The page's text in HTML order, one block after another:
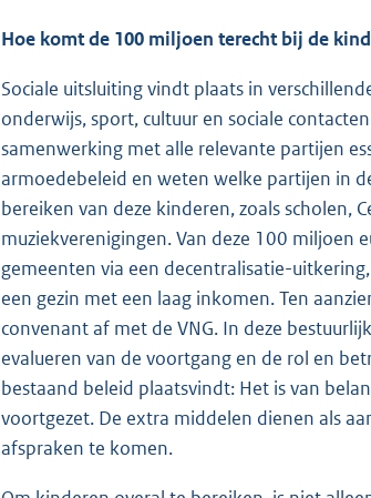
Hoe komt de 100 miljoen terecht bij de
Sociale uitsluiting vindt plaats in
onderwijs, sport, cultuur en sociale
samenwerking met alle relevante partijen
armoedebeleid en weten welke partijen in
bereiken van deze kinderen, zoals scholen,
muziekverenigingen. Van deze 100 miljoen
gemeenten via een decentralisatie-
een gezin met een laag inkomen. Ten
convenant af met de VNG. In deze
evalueren van de voortgang en de rol en
bestaand beleid plaatsvindt: Het is van
voortgezet. De extra middelen dienen als
afspraken te komen.